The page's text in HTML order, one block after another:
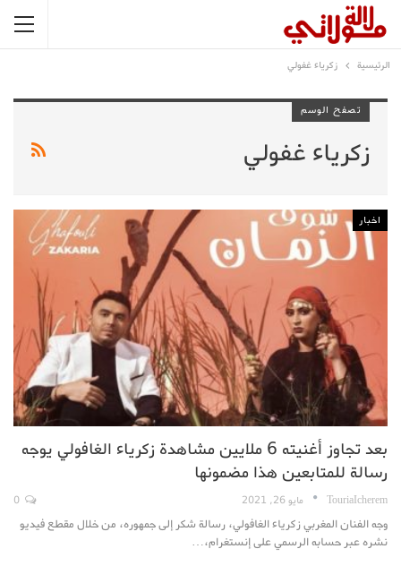
الرئيسية زكرياء غفولي
تصفح الوسم
زكرياء غفولي
اخبار
بعد تجاوز أغنيته 6 ملايين مشاهدة زكرياء الغافولي يوجه
رسالة للمتابعين هذا مضمونها
TouriaIcherem مايو 26, 2021
وجه الفنان المغربي زكرياء الغافولي، رسالة شكر إلى جمهوره، من خلال مقطع فيديو
نشره عبر حسابه الرسمي على إنستغرام،…